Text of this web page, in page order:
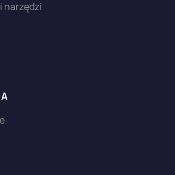
narzędzi